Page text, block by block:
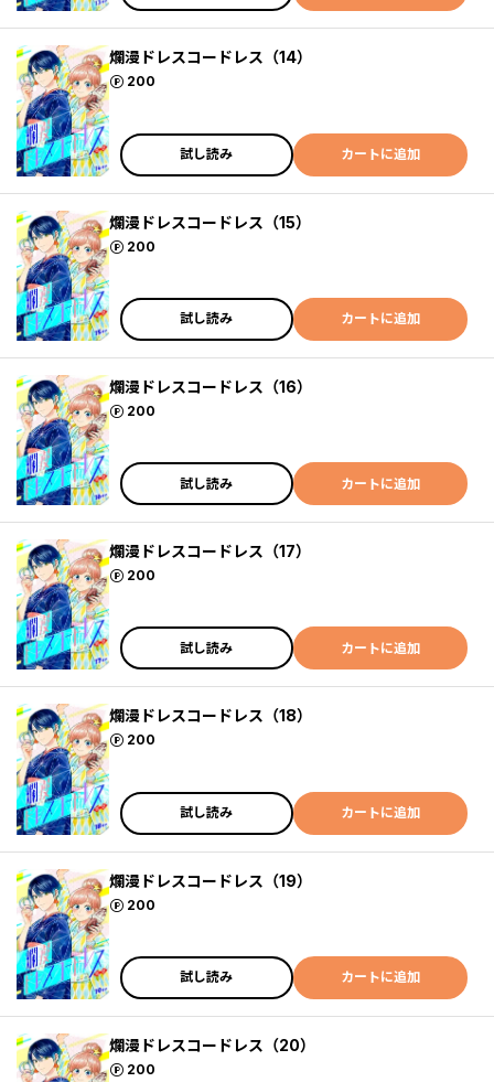
爛漫ドレスコードレス（14）
200
ポイント
試し読み カートに追加
爛漫ドレスコードレス（15）
200
ポイント
試し読み カートに追加
爛漫ドレスコードレス（16）
200
ポイント
試し読み カートに追加
爛漫ドレスコードレス（17）
200
ポイント
試し読み カートに追加
爛漫ドレスコードレス（18）
200
ポイント
試し読み カートに追加
爛漫ドレスコードレス（19）
200
ポイント
試し読み カートに追加
爛漫ドレスコードレス（20）
200
ポイント